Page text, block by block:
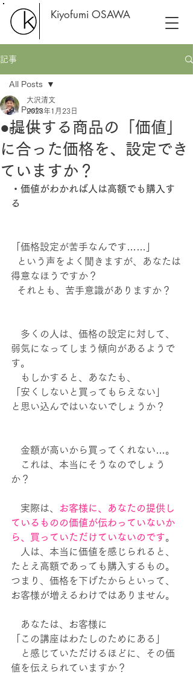
Kiyofumi OSAWA
記事
All Posts
Pick UP
All Posts
●提供する商品の「価値」
に合った価格を、設定でき
ていますか？
大沢清文
2023年1月23日
・価値がわかれば人は高額でも購入す
る
「価格設定が苦手なんです……」
得意なほうですか？
  それとも、苦手意識がありますか？
多くの人は、価格の設定に対して、
弱気になってしまう傾向があるようで
す。
もしかすると、あなたも、
「安くしないと買ってもらえない」
と思い込んではいないでしょうか？
金額が高いから買ってくれない…。
これは、本当にそうなのでしょう
か？
実際は、
お客様に、あなたの提供し
ているものの価値が伝わっていないか
ら、買っていただけていないのです。
人は、本当に価値を感じられると、
たとえ高額であっても購入するもの。
つまり、価格を下げたからといって、
お客様が増えるわけではありません。
あなたは、お客様に
「この講座はわたしのためにある」
と感じていただけるほどに、その価
値を伝えられていますか？